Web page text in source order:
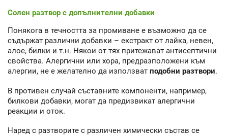
Солен разтвор с допълнителни добавки
Понякога в течността за промиване е възможно да се
съдържат различни добавки – екстракт от лайка, невен,
алое, билки и т.н. Някои от тях притежават антисептични
свойства. Алергични или хора, предразположени към
алергии, не е желателно да използват подобни разтвори.
В противен случай съставните компоненти, например,
билкови добавки, могат да предизвикат алергични
реакции и оток.
Наред с разтворите с различен химически състав се